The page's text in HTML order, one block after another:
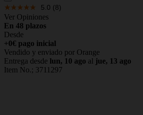
5.0 (8)
Ver Opiniones
En 48 plazos
Desde
+0€ pago inicial
Vendido y enviado por Orange
Entrega desde lun, 10 ago al jue, 13 ago
Item No.; 3711297